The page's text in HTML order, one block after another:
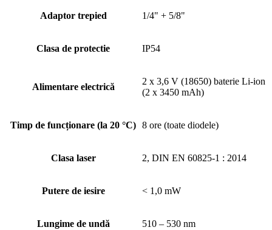
Adaptor trepied 1/4" + 5/8"
Clasa de protectie IP54
Alimentare electrică
2 x 3,6 V (18650) baterie Li-ion
(2 x 3450 mAh)
Timp de funcționare (la 20 °C) 8 ore (toate diodele)
Clasa laser 2, DIN EN 60825-1 : 2014
Putere de iesire < 1,0 mW
Lungime de undă 510 – 530 nm